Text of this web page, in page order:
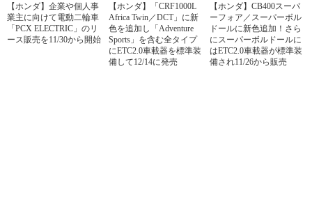
【ホンダ】企業や個人事
業主に向けて電動二輪車
「PCX ELECTRIC」のリ
ース販売を11/30から開始
【ホンダ】「CRF1000L
Africa Twin／DCT」に新
色を追加し「Adventure
Sports」を含む全タイプ
にETC2.0車載器を標準装
備して12/14に発売
【ホンダ】CB400スーパ
ーフォア／スーパーボル
ドールに新色追加！さら
にスーパーボルドールに
はETC2.0車載器が標準装
備され11/26から販売